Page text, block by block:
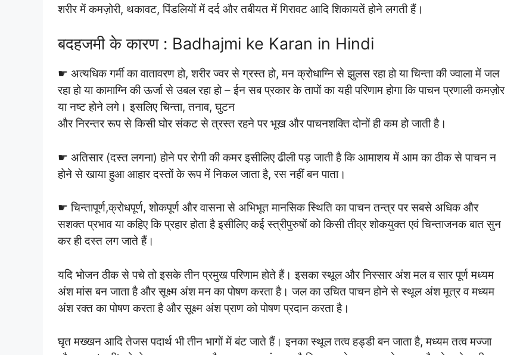
शरीर में कमज़ोरी, थकावट, पिंडलियों में दर्द और तबीयत में गिरावट आदि शिकायतें होने लगती हैं।
बदहजमी के कारण : Badhajmi ke Karan in Hindi
☛ अत्यधिक गर्मी का वातावरण हो, शरीर ज्वर से ग्रस्त हो, मन क्रोधाग्नि से झुलस रहा हो या चिन्ता की ज्वाला में जल
रहा हो या कामाग्नि की ऊर्जा से उबल रहा हो – ईन सब प्रकार के तापों का यही परिणाम होगा कि पाचन प्रणाली कमज़ोर
या नष्ट होने लगे। इसलिए चिन्ता, तनाव, घुटन
और निरन्तर रूप से किसी घोर संकट से त्रस्त रहने पर भूख और पाचनशक्ति दोनों ही कम हो जाती है।
☛ अतिसार (दस्त लगना) होने पर रोगी की कमर इसीलिए ढीली पड़ जाती है कि आमाशय में आम का ठीक से पाचन न
होने से खाया हुआ आहार दस्तों के रूप में निकल जाता है, रस नहीं बन पाता।
☛ चिन्तापूर्ण,क्रोधपूर्ण, शोकपूर्ण और वासना से अभिभूत मानसिक स्थिति का पाचन तन्त्र पर सबसे अधिक और
सशक्त प्रभाव या कहिए कि प्रहार होता है इसीलिए कई स्त्रीपुरुषों को किसी तीव्र शोकयुक्त एवं चिन्ताजनक बात सुन
कर ही दस्त लग जाते हैं।
यदि भोजन ठीक से पचे तो इसके तीन प्रमुख परिणाम होते हैं। इसका स्थूल और निस्सार अंश मल व सार पूर्ण मध्यम
अंश मांस बन जाता है और सूक्ष्म अंश मन का पोषण करता है। जल का उचित पाचन होने से स्थूल अंश मूत्र व मध्यम
अंश रक्त का पोषण करता है और सूक्ष्म अंश प्राण को पोषण प्रदान करता है।
घृत मख्खन आदि तेजस पदार्थ भी तीन भागों में बंट जाते हैं। इनका स्थूल तत्व हड्डी बन जाता है, मध्यम तत्व मज्जा